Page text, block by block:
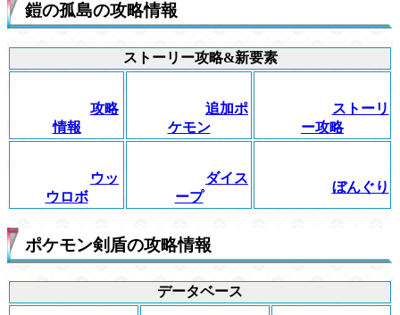
鎧の孤島の攻略情報
ストーリー攻略&新要素
攻略
情報
追加ポ
ケモン
ストーリ
ー攻略
ウッ
ウロボ
ダイス
ープ
ぼんぐり
ポケモン剣盾の攻略情報
データベース